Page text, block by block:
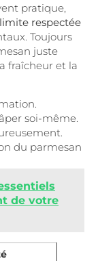
pratique,
respectée
Toujours
juste
fraîcheur et la
soi-même.
du parmesan
de votre